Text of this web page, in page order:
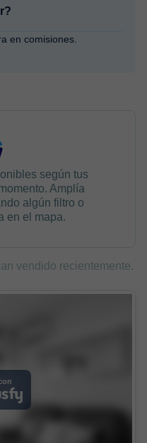
en comisiones.
según tus
Amplía
algún filtro o
en el mapa.
vendido recientemente.